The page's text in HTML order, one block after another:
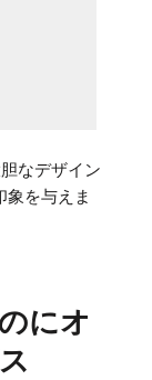
なデザイン
象を与えま
にオ